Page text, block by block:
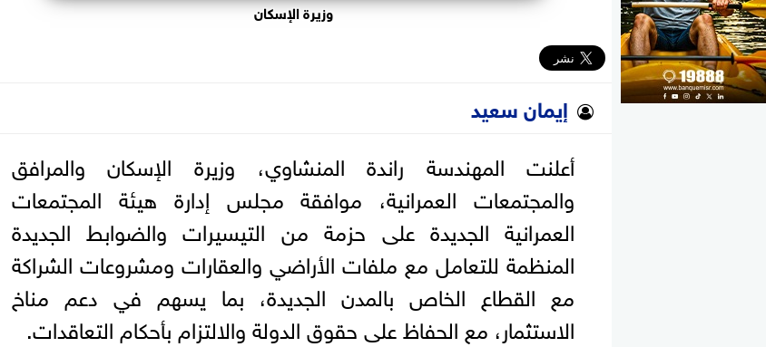
وزيرة الإسكان
إيمان سعيد
أعلنت المهندسة راندة المنشاوي، وزيرة الإسكان والمرافق
والمجتمعات العمرانية، موافقة مجلس إدارة هيئة المجتمعات
العمرانية الجديدة على حزمة من التيسيرات والضوابط الجديدة
المنظمة للتعامل مع ملفات الأراضي والعقارات ومشروعات الشراكة
مع القطاع الخاص بالمدن الجديدة، بما يسهم في دعم مناخ
الاستثمار، مع الحفاظ على حقوق الدولة والالتزام بأحكام التعاقدات.